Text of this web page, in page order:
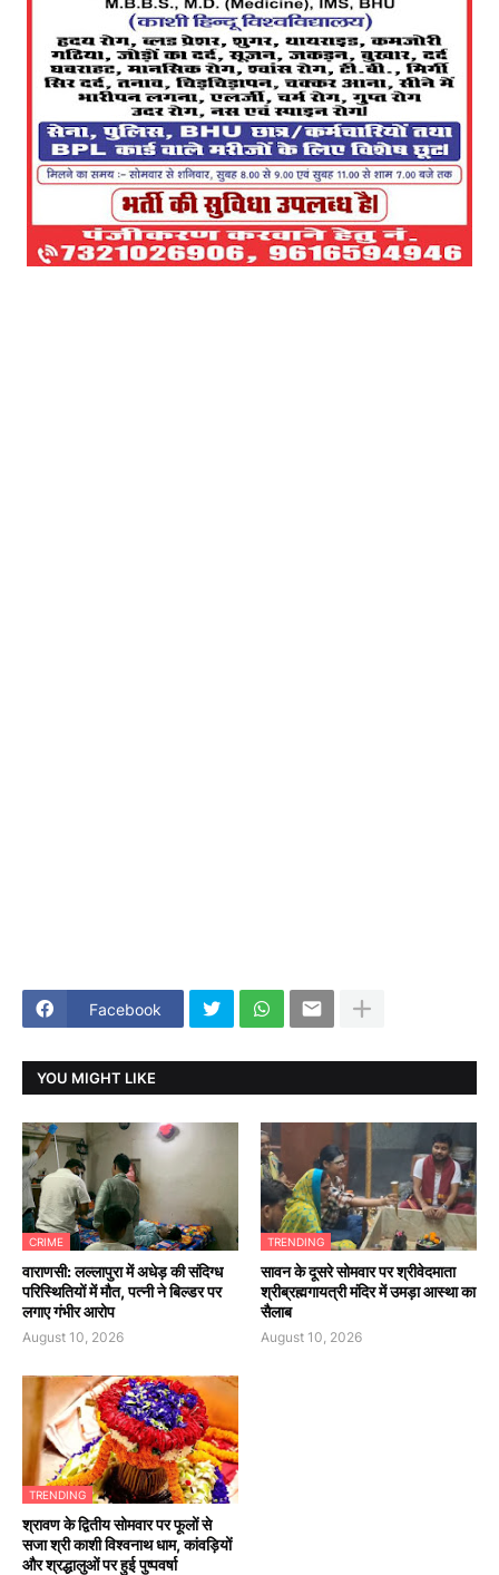
Facebook
YOU MIGHT LIKE
CRIME
वाराणसी: लल्लापुरा में अधेड़ की संदिग्ध
परिस्थितियों में मौत, पत्नी ने बिल्डर पर
लगाए गंभीर आरोप
August 10, 2026
TRENDING
सावन के दूसरे सोमवार पर श्रीवेदमाता
श्रीब्रह्मगायत्री मंदिर में उमड़ा आस्था का
सैलाब
August 10, 2026
TRENDING
श्रावण के द्वितीय सोमवार पर फूलों से
सजा श्री काशी विश्वनाथ धाम, कांवड़ियों
और श्रद्धालुओं पर हुई पुष्पवर्षा